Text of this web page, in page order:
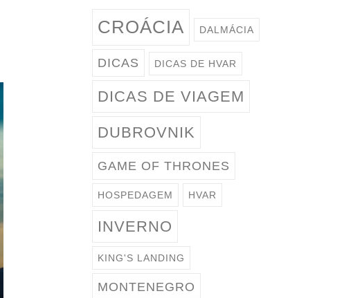
CROÁCIA DALMÁCIA
DICAS DICAS DE HVAR
DICAS DE VIAGEM
DUBROVNIK
GAME OF THRONES
HOSPEDAGEM HVAR
INVERNO
KING'S LANDING
MONTENEGRO